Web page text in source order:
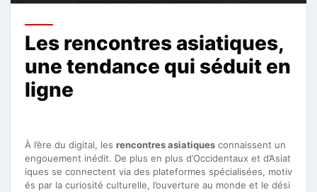
Les rencontres asiatiques,
une tendance qui séduit en
ligne
À l’ère du digital, les rencontres asiatiques connaissent un
engouement inédit. De plus en plus d’Occidentaux et d’Asiat
iques se connectent via des plateformes spécialisées, motiv
és par la curiosité culturelle, l’ouverture au monde et le dési